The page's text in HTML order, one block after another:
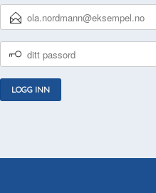
POSTADRESSE
PASSORD